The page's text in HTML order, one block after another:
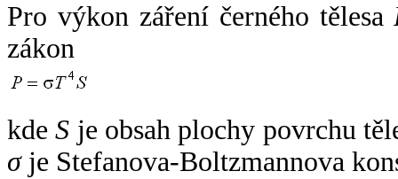
Pro výkon záření černého tělesa
zákon
kdeS je obsah plochy povrchu
σje Stefanova-Boltzmannova